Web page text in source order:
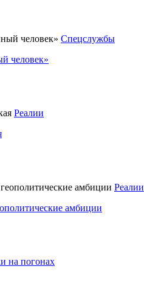
Спецслужбы
человек»
Реалии
Реалии
амбиции
на погонах